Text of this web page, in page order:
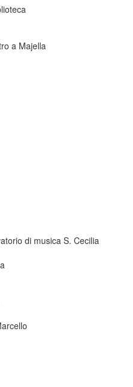
a Majella
di musica S. Cecilia